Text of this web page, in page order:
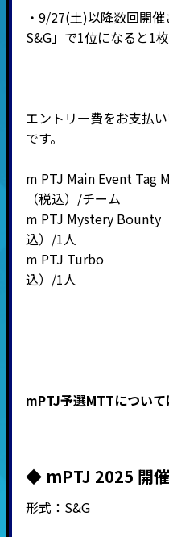
・9/27(土)以降数回開
S&G」で1位になると1枚
エントリー費をお支払
です。
m PTJ Main Event
（税込）/チーム
m PTJ Mystery
込）/1人
m PTJ
込）/1人
mPTJ予選MTTについ
◆ mPTJ 2025 開
形式：S&G